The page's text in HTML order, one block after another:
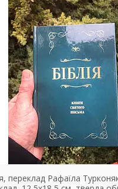
переклад Рафаїла